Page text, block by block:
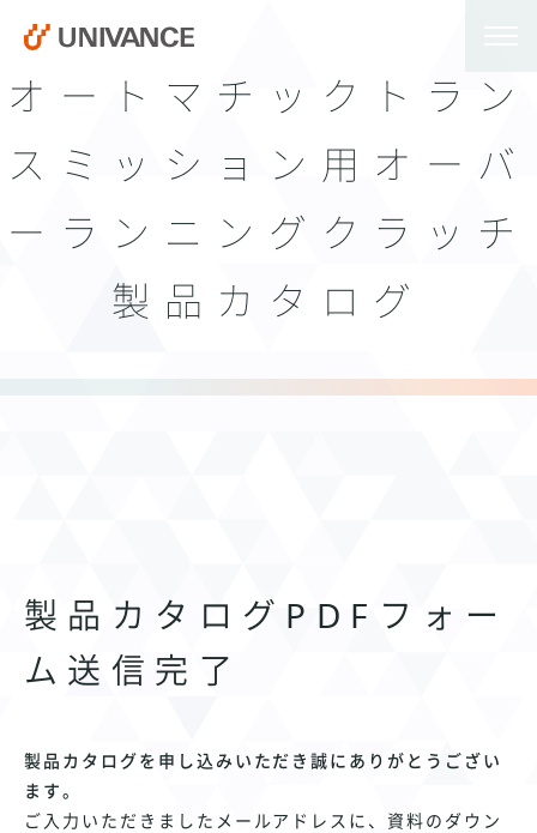
オートマチックトラン
スミッション用オーバ
ーランニングクラッチ
製品カタログ
製品カタログPDFフォー
ム送信完了
製品カタログを申し込みいただき誠にありがとうござい
ます。
ご入力いただきましたメールアドレスに、資料のダウン